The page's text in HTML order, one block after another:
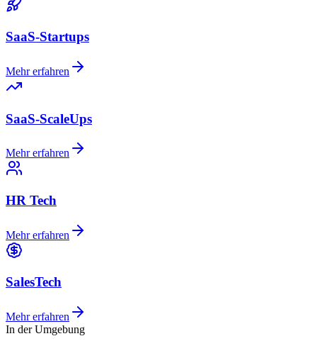
SaaS-Startups
Mehr erfahren
SaaS-ScaleUps
Mehr erfahren
HR Tech
Mehr erfahren
SalesTech
Mehr erfahren
In der Umgebung